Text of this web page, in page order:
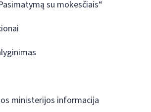
su mokesčiais“
ministerijos informacija